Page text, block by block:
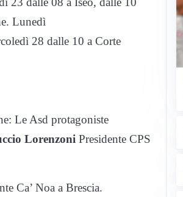
Lunedì
28 dalle 10 a Corte
Le Asd protagoniste
Lorenzoni Presidente CPS
Ca’ Noa a Brescia.